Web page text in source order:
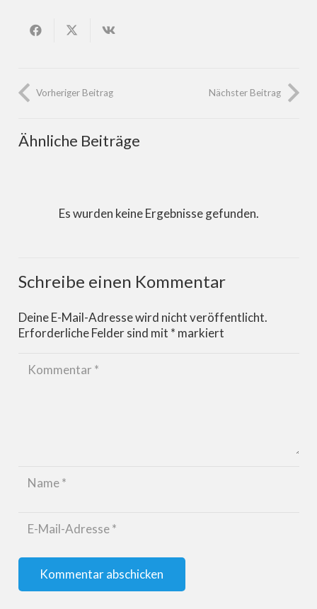
Vorheriger Beitrag Nächster Beitrag
Ähnliche Beiträge
Es wurden keine Ergebnisse gefunden.
Schreibe einen Kommentar
Deine E-Mail-Adresse wird nicht veröffentlicht.
Erforderliche Felder sind mit * markiert
Kommentar abschicken